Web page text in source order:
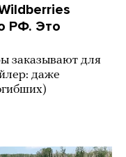
РФ. Это
заказывают для
даже